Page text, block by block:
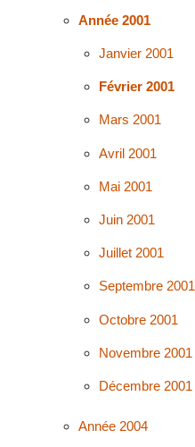
Année 2001
Janvier 2001
Février 2001
Mars 2001
Avril 2001
Mai 2001
Juin 2001
Juillet 2001
Septembre 2001
Octobre 2001
Novembre 2001
Décembre 2001
Année 2004